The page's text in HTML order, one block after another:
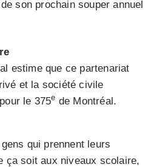
son prochain souper annuel
estime que ce partenariat
et la société civile
le 375e de Montréal.
qui prennent leurs
ça soit aux niveaux scolaire,